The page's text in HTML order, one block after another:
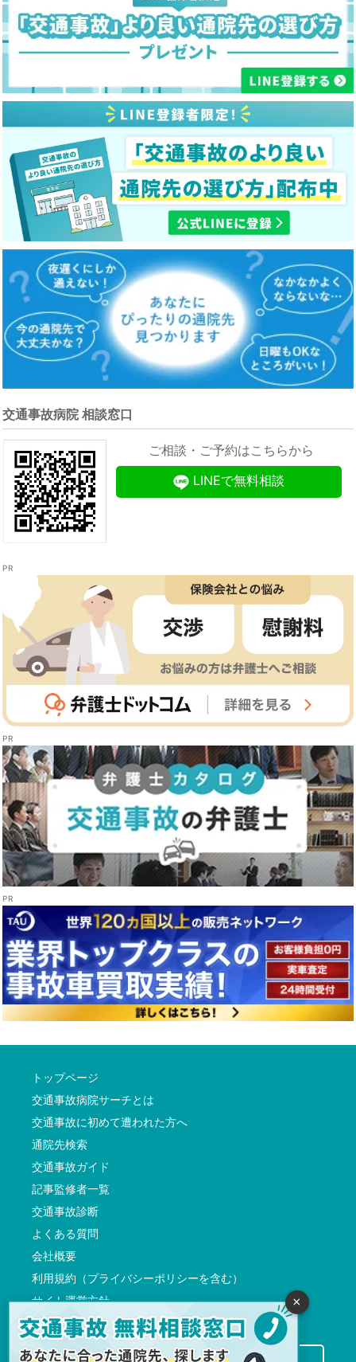
交通事故病院 相談窓口
ご相談・ご予約はこちらから
LINEで無料相談
トップページ
交通事故病院サーチとは
交通事故に初めて遭われた方へ
通院先検索
交通事故ガイド
記事監修者一覧
交通事故診断
よくある質問
会社概要
利用規約（プライバシーポリシーを含む）
サイト運営方針
反社会的勢力に対する基本方針
×